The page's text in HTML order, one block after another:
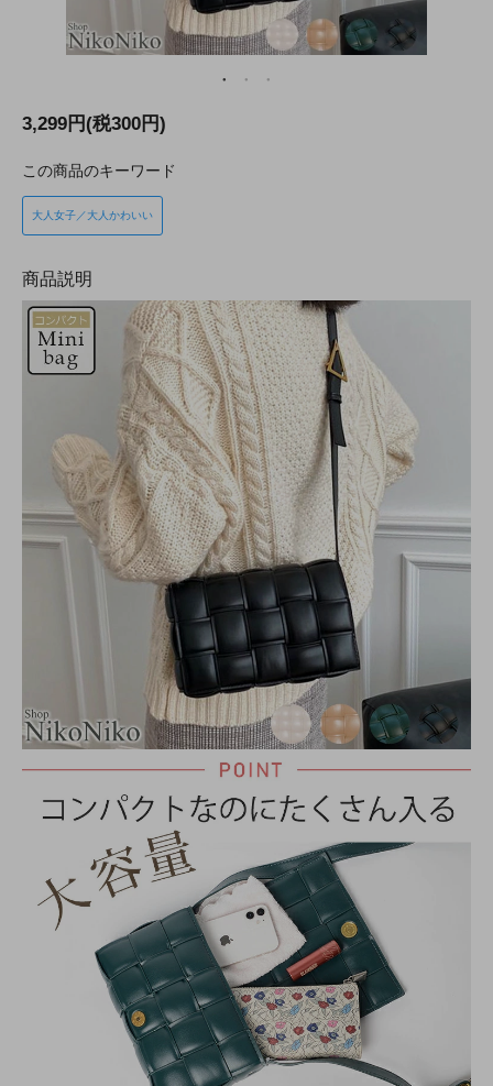
3,299円(税300円)
この商品のキーワード
大人女子／大人かわいい
商品説明